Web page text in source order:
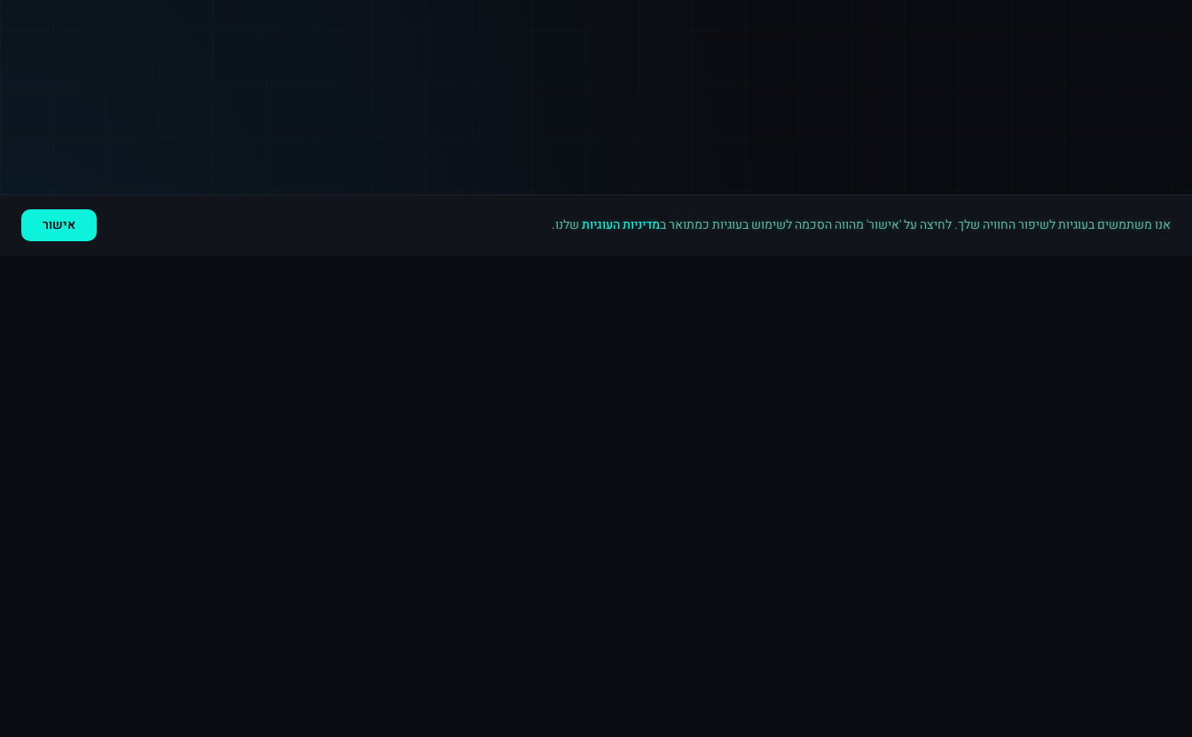
אנו משתמשים בעוגיות לשיפור החוויה שלך. לחיצה על 'אישור' מהווה הסכמה לשימוש בעוגיות כמתואר במדיניות העוגיותשלנו. אישור